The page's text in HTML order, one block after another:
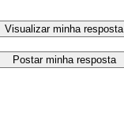
Visualizar minha resposta
Postar minha resposta